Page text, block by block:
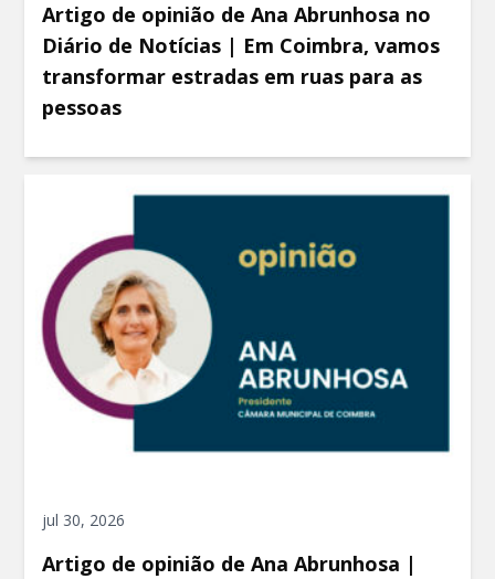
Artigo de opinião de Ana Abrunhosa no
Diário de Notícias | Em Coimbra, vamos
transformar estradas em ruas para as
pessoas
jul 30, 2026
Artigo de opinião de Ana Abrunhosa |